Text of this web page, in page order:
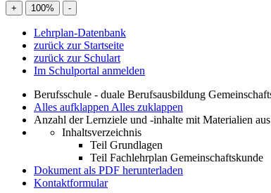
+ 100% -
Lehrplan-Datenbank
zurück zur Startseite
zurück zur Schulart
Im Schulportal anmelden
Berufsschule - duale Berufsausbildung
Alles aufklappen Alles zuklappen
Anzahl der Lernziele und -inhalte mit Materialien
Inhaltsverzeichnis
Teil Grundlagen
Teil Fachlehrplan Gemeinschaftskunde
Dokument als PDF herunterladen
Kontaktformular